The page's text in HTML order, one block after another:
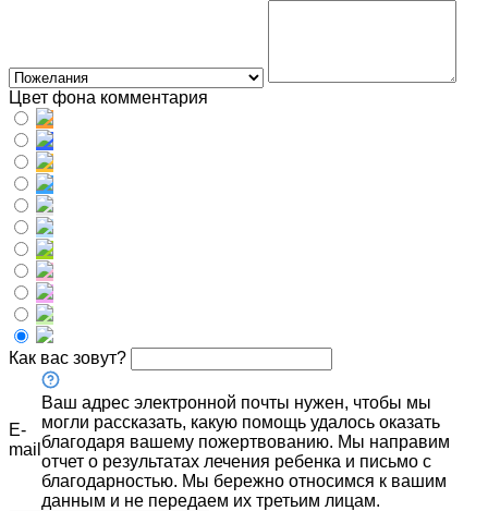
Цвет фона комментария
Как вас зовут?
E-
mail
Ваш адрес электронной почты нужен, чтобы мы
могли рассказать, какую помощь удалось оказать
благодаря вашему пожертвованию. Мы направим
отчет о результатах лечения ребенка и письмо с
благодарностью. Мы бережно относимся к вашим
данным и не передаем их третьим лицам.